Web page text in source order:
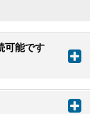
可能です